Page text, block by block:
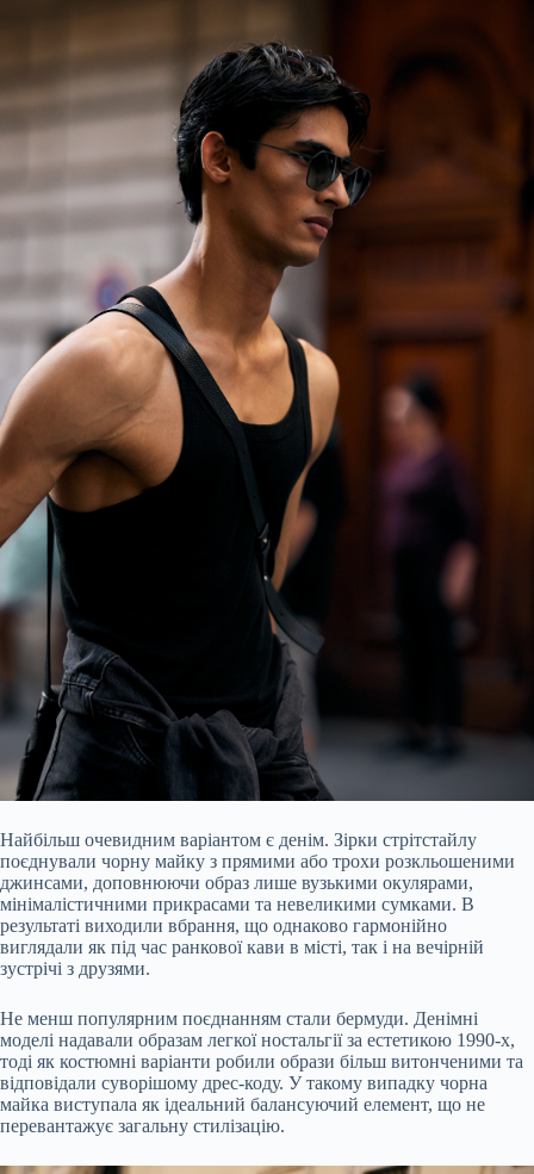
Найбільш очевидним варіантом є денім. Зірки стрітстайлу
поєднували чорну майку з прямими або трохи розкльошеними
джинсами, доповнюючи образ лише вузькими окулярами,
мінімалістичними прикрасами та невеликими сумками. В
результаті виходили вбрання, що однаково гармонійно
виглядали як під час ранкової кави в місті, так і на вечірній
зустрічі з друзями.
Не менш популярним поєднанням стали бермуди. Денімні
моделі надавали образам легкої ностальгії за естетикою 1990-х,
тоді як костюмні варіанти робили образи більш витонченими та
відповідали суворішому дрес-коду. У такому випадку чорна
майка виступала як ідеальний балансуючий елемент, що не
перевантажує загальну стилізацію.